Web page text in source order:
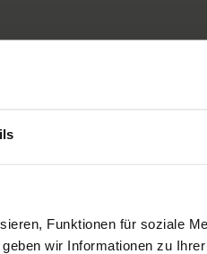
Funktionen für soziale
wir Informationen zu